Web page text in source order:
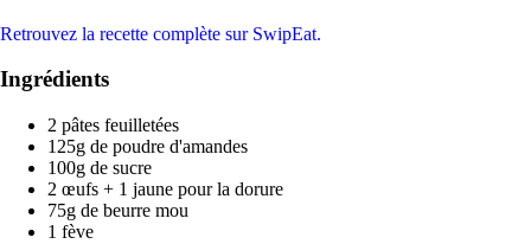
Retrouvez la recette complète sur SwipEat.
Ingrédients
2 pâtes feuilletées
125g de poudre d'amandes
100g de sucre
2 œufs + 1 jaune pour la dorure
75g de beurre mou
1 fève